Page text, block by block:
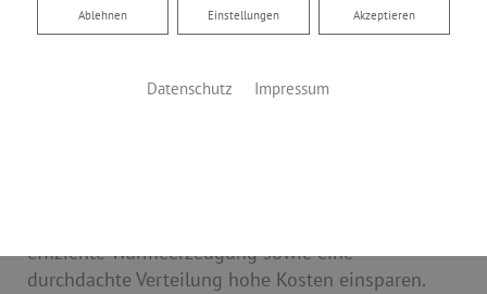
Spezialist
effiziente Wärmeerzeugung sowie eine
durchdachte Verteilung hohe Kosten einsparen.
Akzeptieren
Einstellungen
Ablehnen
Ablehnen
Datenschutz Impressum